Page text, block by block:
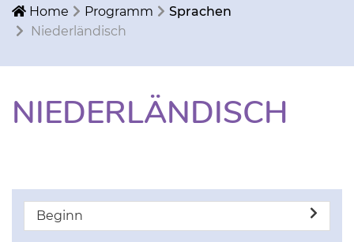
Home Programm
Sprachen
Niederländisch
NIEDERLÄNDISCH
Beginn